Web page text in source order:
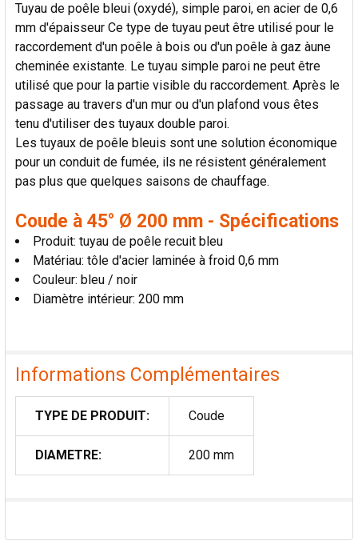
TOUT
SÉLECTIONNER
AJOUTER
LA
SÉLECTION
AU PANIER
Tuyau de poêle bleui (oxydé), simple paroi, en acier de 0,6
mm d'épaisseur Ce type de tuyau peut être utilisé pour le
raccordement d'un poêle à bois ou d'un poêle à gaz àune
cheminée existante. Le tuyau simple paroi ne peut être
utilisé que pour la partie visible du raccordement. Après le
passage au travers d'un mur ou d'un plafond vous êtes
tenu d'utiliser des tuyaux double paroi.
Les tuyaux de poêle bleuis sont une solution économique
pour un conduit de fumée, ils ne résistent généralement
pas plus que quelques saisons de chauffage.
Coude à 45° Ø 200 mm - Spécifications
Produit: tuyau de poêle recuit bleu
Matériau: tôle d'acier laminée à froid 0,6 mm
Couleur: bleu / noir
Diamètre intérieur: 200 mm
Informations Complémentaires
TYPE DE PRODUIT: Coude
DIAMETRE: 200 mm